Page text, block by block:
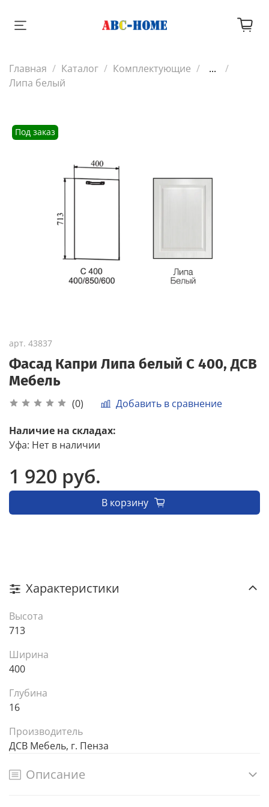
Главная Каталог Комплектующие
...
Липа белый
Под заказ
арт. 43837
Фасад Капри Липа белый С 400, ДСВ
Мебель
(0) Добавить в сравнение
Наличие на складах:
Уфа: Нет в наличии
1 920 руб.
В корзину
Характеристики
Высота
713
Ширина
400
Глубина
16
Производитель
ДСВ Мебель, г. Пенза
Описание